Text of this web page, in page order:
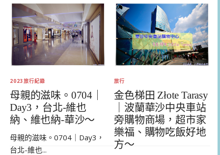
2023旅行紀錄
母親的滋味。0704｜
Day3，台北-維也
納、維也納-華沙～
母親的滋味。0704｜Day3，
台北-維也...
旅行
金色梯田 Złote Tarasy
｜波蘭華沙中央車站
旁購物商場，超市家
樂福、購物吃飯好地
方～